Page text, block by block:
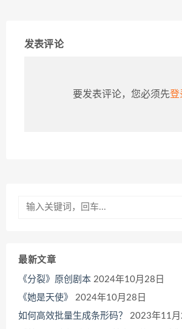
发表评论
要发表评论，您必须先登
最新文章
《分裂》原创剧本 2024年10月28日
《她是天使》
2024年10月28日
如何高效批量生成条形码？
2023年11月